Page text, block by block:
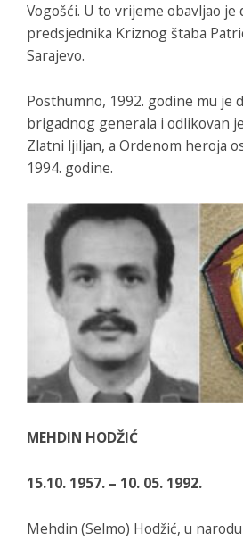
Vogošći. U to vrijeme obavljao je
predsjednika Kriznog štaba
Sarajevo.
Posthumno, 1992. godine mu je
brigadnog generala i odlikovan
Zlatni ljiljan, a Ordenom heroja
1994. godine.
MEHDIN HODŽIĆ
15.10. 1957. – 10. 05. 1992.
Mehdin (Selmo) Hodžić, u